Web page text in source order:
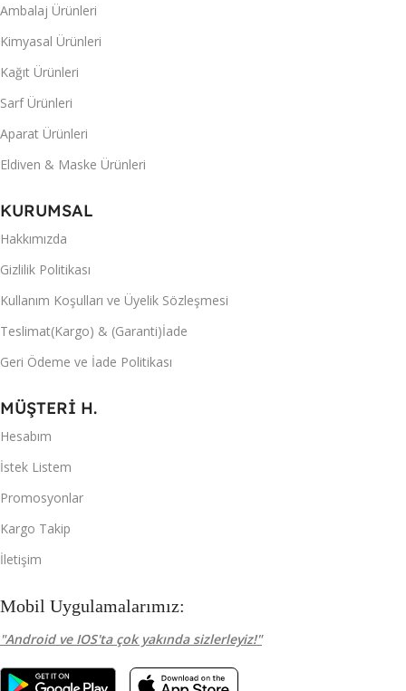
Ambalaj Ürünleri
Kimyasal Ürünleri
Kağıt Ürünleri
Sarf Ürünleri
Aparat Ürünleri
Eldiven & Maske Ürünleri
KURUMSAL
Hakkımızda
Gizlilik Politikası
Kullanım Koşulları ve Üyelik Sözleşmesi
Teslimat(Kargo) & (Garanti)İade
Geri Ödeme ve İade Politikası
MÜŞTERİ H.
Hesabım
İstek Listem
Promosyonlar
Kargo Takip
İletişim
Mobil Uygulamalarımız:
"Android ve IOS'ta çok yakında sizlerleyiz!"